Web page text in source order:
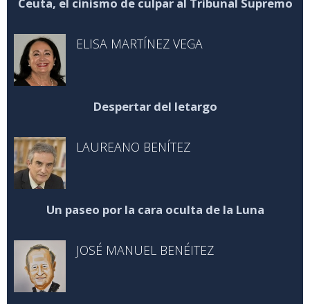
ELISA MARTÍNEZ VEGA
Despertar del letargo
LAUREANO BENÍTEZ
Un paseo por la cara oculta de la Luna
JOSÉ MANUEL BENÉITEZ